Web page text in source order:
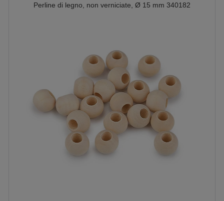
Perline di legno, non verniciate, Ø 15 mm 340182